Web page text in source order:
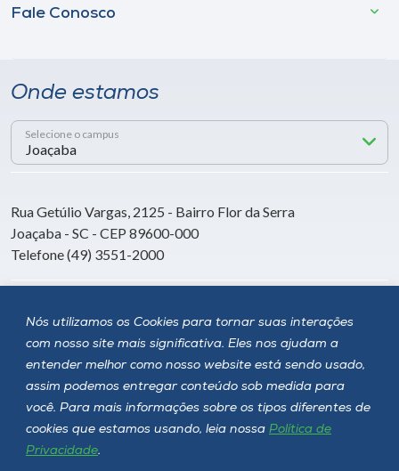
Nós utilizamos os Cookies para tornar suas interações
com nosso site mais significativa. Eles nos ajudam a
entender melhor como nosso website está sendo usado,
assim podemos entregar conteúdo sob medida para
você. Para mais informações sobre os tipos diferentes de
cookies que estamos usando, leia nossa Política de
Privacidade.
Fale Conosco
Onde estamos
Selecione o campus
Rua Getúlio Vargas, 2125 - Bairro Flor da Serra
Joaçaba - SC - CEP 89600-000
Telefone (49) 3551-2000
Siga a Unoesc